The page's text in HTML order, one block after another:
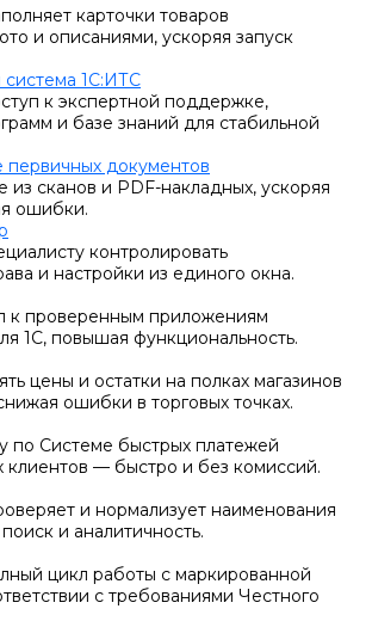
карточки товаров
и описаниями, ускоряя запуск
1С:ИТС
к экспертной поддержке,
и базе знаний для стабильной
первичных документов
из сканов и PDF-накладных, ускоряя
ошибки.
контролировать
и настройки из единого окна.
к проверенным приложениям
1С, повышая функциональность.
цены и остатки на полках магазинов
ошибки в торговых точках.
по Системе быстрых платежей
клиентов — быстро и без комиссий.
и нормализует наименования
и аналитичность.
цикл работы с маркированной
с требованиями Честного